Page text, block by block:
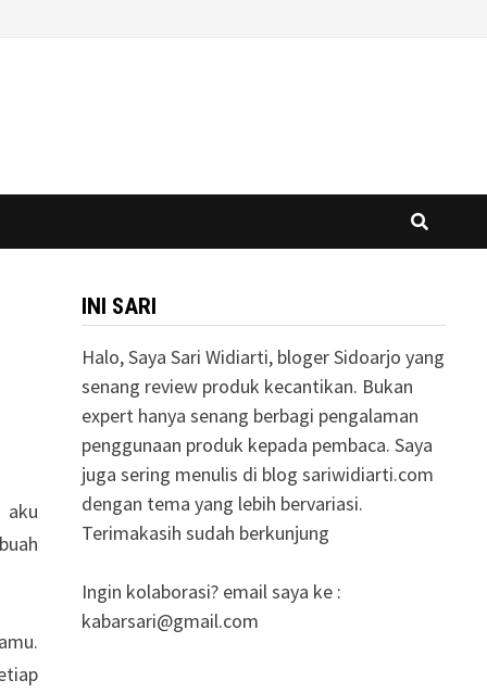
aku
INI SARI
Halo, Saya Sari Widiarti, bloger Sidoarjo yang
senang review produk kecantikan. Bukan
expert hanya senang berbagi pengalaman
penggunaan produk kepada pembaca. Saya
juga sering menulis di blog sariwidiarti.com
dengan tema yang lebih bervariasi.
Terimakasih sudah berkunjung
Ingin kolaborasi? email saya ke :
kabarsari@gmail.com